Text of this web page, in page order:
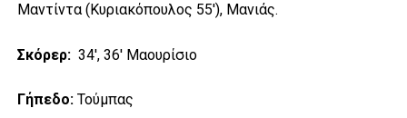
Μαντίντα (Κυριακόπουλος 55′), Μανιάς.
Σκόρερ: 34′, 36′ Μαουρίσιο
Γήπεδο: Τούμπας